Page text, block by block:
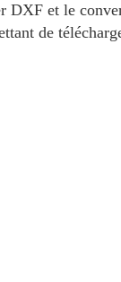
DXF et le
de